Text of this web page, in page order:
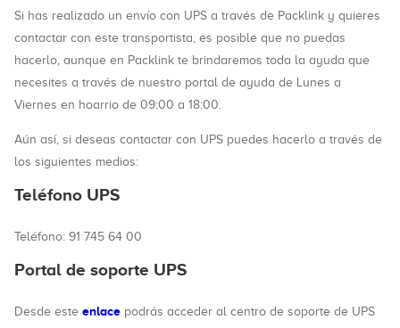
Si has realizado un envío con UPS a través de Packlink y quieres
contactar con este transportista, es posible que no puedas
hacerlo, aunque en Packlink te brindaremos toda la ayuda que
necesites a través de nuestro portal de ayuda de Lunes a
Viernes en hoarrio de 09:00 a 18:00.
Aún así, si deseas contactar con UPS puedes hacerlo a través de
los siguientes medios:
Teléfono UPS
Teléfono: 91 745 64 00
Portal de soporte UPS
Desde este enlace podrás acceder al centro de soporte de UPS